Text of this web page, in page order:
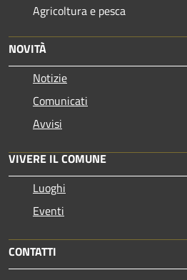
Agricoltura e pesca
NOVITÀ
Notizie
Comunicati
Avvisi
VIVERE IL COMUNE
Luoghi
Eventi
CONTATTI